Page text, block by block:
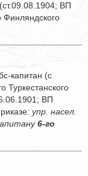
ВП
Финляндского
капитан (с
Туркестанского
ВП
упр. насел.
6-го